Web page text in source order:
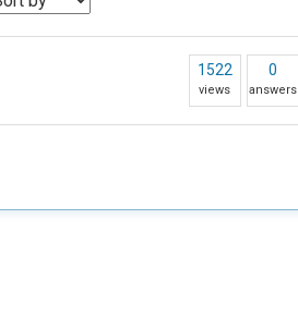
1522
views
0
answers